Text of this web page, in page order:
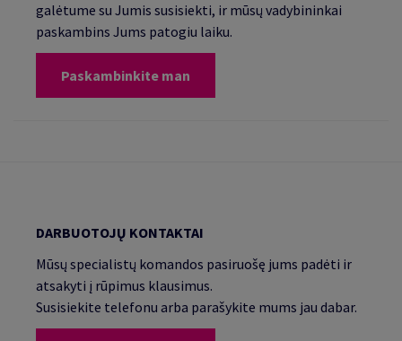
galėtume su Jumis susisiekti, ir mūsų vadybininkai
paskambins Jums patogiu laiku.
Paskambinkite man
DARBUOTOJŲ KONTAKTAI
Mūsų specialistų komandos pasiruošę jums padėti ir
atsakyti į rūpimus klausimus.
Susisiekite telefonu arba parašykite mums jau dabar.